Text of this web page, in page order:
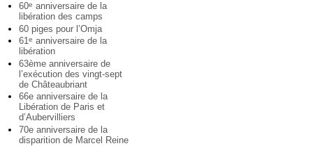
60e anniversaire de la
libération des camps
60 piges pour l’Omja
61e anniversaire de la
libération
63ème anniversaire de
l’exécution des vingt-sept
de Châteaubriant
66e anniversaire de la
Libération de Paris et
d’Aubervilliers
70e anniversaire de la
disparition de Marcel Reine